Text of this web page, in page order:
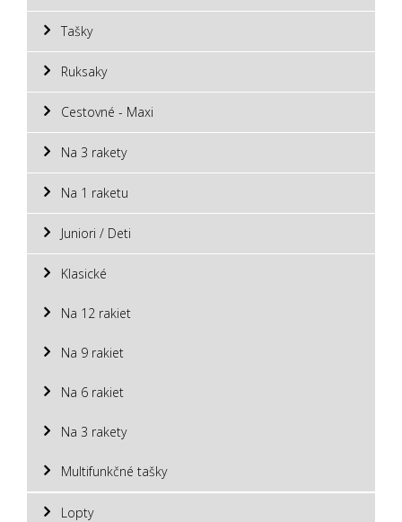
Tašky
Ruksaky
Cestovné - Maxi
Na 3 rakety
Na 1 raketu
Juniori / Deti
Klasické
Na 12 rakiet
Na 9 rakiet
Na 6 rakiet
Na 3 rakety
Multifunkčné tašky
Lopty